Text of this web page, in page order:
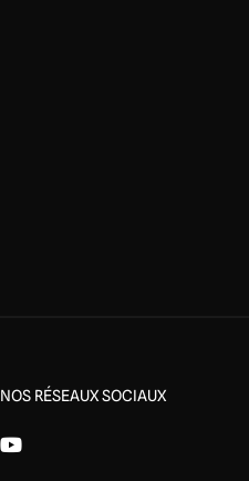
NOS RÉSEAUX SOCIAUX